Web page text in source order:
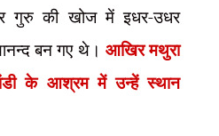
गुरु की खोज में इधर-उधर
बन गए थे। आखिर मथुरा
के आश्रम में उन्हें स्थान